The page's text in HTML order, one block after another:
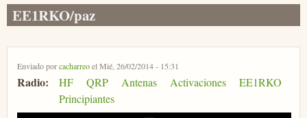
EE1RKO/paz
Enviado porcacharreoel Mié, 26/02/2014 - 15:31
Radio: HF QRP Antenas Activaciones
EE1RKO
Principiantes